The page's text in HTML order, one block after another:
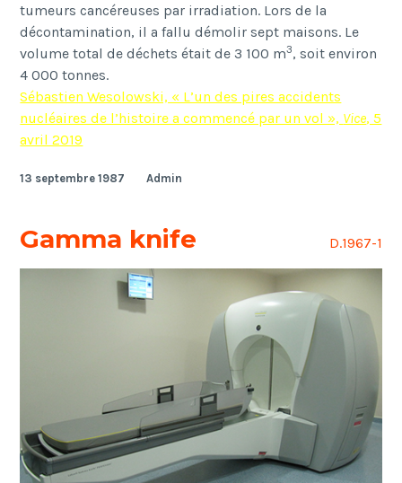
tumeurs cancéreuses par irradiation. Lors de la
décontamination, il a fallu démolir sept maisons. Le
volume total de déchets était de 3 100 m3, soit environ
4 000 tonnes.
Sébastien Wesolowski, « L’un des pires accidents
nucléaires de l’histoire a commencé par un vol », Vice, 5
avril 2019
13 septembre 1987 Admin
Gamma knife D.1967-1